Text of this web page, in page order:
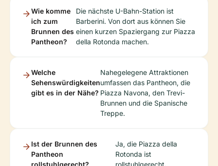
Wie komme
ich zum
Brunnen des
Pantheon?
Die nächste U-Bahn-Station ist
Barberini. Von dort aus können Sie
einen kurzen Spaziergang zur Piazza
della Rotonda machen.
Welche
Sehenswürdigkeiten
gibt es in der Nähe?
Nahegelegene Attraktionen
umfassen das Pantheon, die
Piazza Navona, den Trevi-
Brunnen und die Spanische
Treppe.
Ist der Brunnen des
Pantheon
rollstuhlgerecht?
Ja, die Piazza della
Rotonda ist
rollstuhlgerecht.